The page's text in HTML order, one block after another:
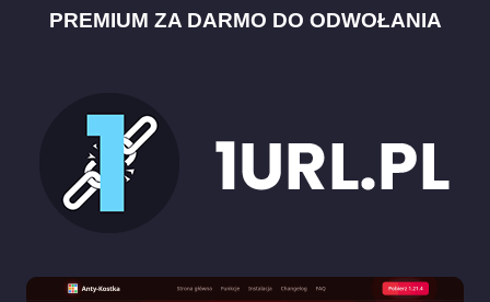
PREMIUM ZA DARMO DO ODWOŁANIA